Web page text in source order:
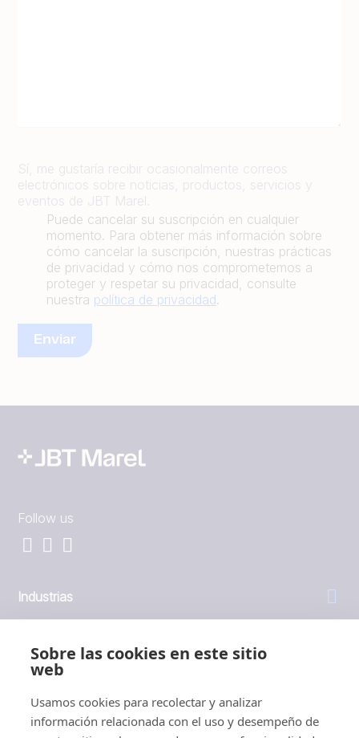
Sobre las cookies en este sitio
web
Usamos cookies para recolectar y analizar
información relacionada con el uso y desempeño de
Sí, me gustaría recibir ocasionalmente correos
electrónicos sobre noticias, productos, servicios y
eventos de JBT Marel.
Puede cancelar su suscripción en cualquier
momento. Para obtener más información sobre
cómo cancelar la suscripción, nuestras prácticas
de privacidad y cómo nos comprometemos a
proteger y respetar su privacidad, consulte
nuestra política de privacidad.
Follow us
Industrias
Inversores